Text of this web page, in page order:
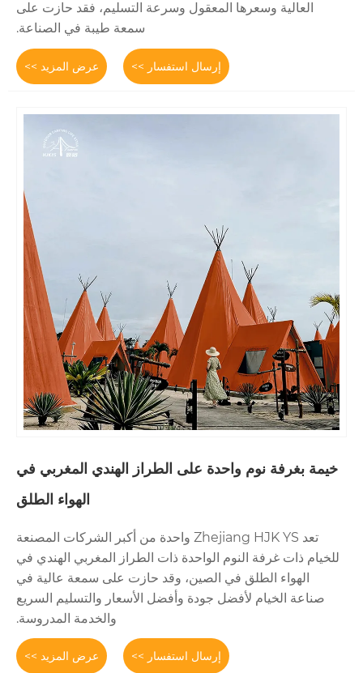
المعقول وسرعة التسليم، فقد حازت على
سمعة طيبة في الصناعة.
عرض المزيد >>
على الطراز الهندي المغربي في
تعد Zhejiang HJK YS واحدة من أكبر الشركات المصنعة
الواحدة ذات الطراز المغربي الهندي في
في الصين، وقد حازت على سمعة عالية في
جودة وأفضل الأسعار والتسليم السريع
عرض المزيد >>